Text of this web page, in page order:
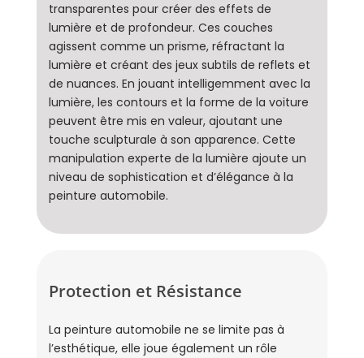
transparentes pour créer des effets de
lumière et de profondeur. Ces couches
agissent comme un prisme, réfractant la
lumière et créant des jeux subtils de reflets et
de nuances. En jouant intelligemment avec la
lumière, les contours et la forme de la voiture
peuvent être mis en valeur, ajoutant une
touche sculpturale à son apparence. Cette
manipulation experte de la lumière ajoute un
niveau de sophistication et d’élégance à la
peinture automobile.
Protection et Résistance
La peinture automobile ne se limite pas à
l’esthétique, elle joue également un rôle